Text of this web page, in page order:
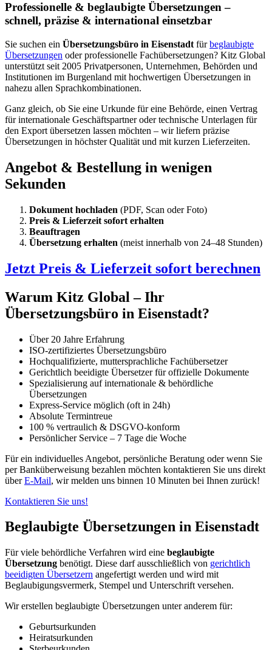
Professionelle & beglaubigte Übersetzungen –
schnell, präzise & international einsetzbar
Sie suchen ein Übersetzungsbüro in Eisenstadt fürbeglaubigte
Übersetzungen oder professionelle Fachübersetzungen? Kitz Global
unterstützt seit 2005 Privatpersonen, Unternehmen, Behörden und
Institutionen im Burgenland mit hochwertigen Übersetzungen in
nahezu allen Sprachkombinationen.
Ganz gleich, ob Sie eine Urkunde für eine Behörde, einen Vertrag
für internationale Geschäftspartner oder technische Unterlagen für
den Export übersetzen lassen möchten – wir liefern präzise
Übersetzungen in höchster Qualität und mit kurzen Lieferzeiten.
Angebot & Bestellung in wenigen
Sekunden
Dokument hochladen (PDF, Scan oder Foto)
Preis & Lieferzeit sofort erhalten
Beauftragen
Übersetzung erhalten (meist innerhalb von 24–48 Stunden)
Jetzt Preis & Lieferzeit sofort berechnen
Warum Kitz Global – Ihr
Übersetzungsbüro in Eisenstadt?
Über 20 Jahre Erfahrung
ISO-zertifiziertes Übersetzungsbüro
Hochqualifizierte, muttersprachliche Fachübersetzer
Gerichtlich beeidigte Übersetzer für offizielle Dokumente
Spezialisierung auf internationale & behördliche
Übersetzungen
Express-Service möglich (oft in 24h)
Absolute Termintreue
100 % vertraulich & DSGVO-konform
Persönlicher Service – 7 Tage die Woche
Für ein individuelles Angebot, persönliche Beratung oder wenn Sie
per Banküberweisung bezahlen möchten kontaktieren Sie uns direkt
überE-Mail, wir melden uns binnen 10 Minuten bei Ihnen zurück!
Kontaktieren Sie uns!
Beglaubigte Übersetzungen in Eisenstadt
Für viele behördliche Verfahren wird eine beglaubigte
Übersetzung benötigt. Diese darf ausschließlich von gerichtlich
beeidigten Übersetzern angefertigt werden und wird mit
Beglaubigungsvermerk, Stempel und Unterschrift versehen.
Wir erstellen beglaubigte Übersetzungen unter anderem für:
Geburtsurkunden
Heiratsurkunden